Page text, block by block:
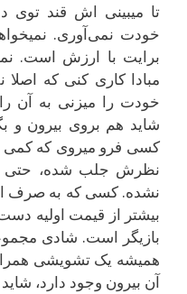
تا میبینی اش قند
خودت نمی‌آوری.
برایت با ارزش است.
مبادا کاری کنی که
خودت را میزنی به آن
شاید هم بروی بیرون و
کسی فرو میروی که
نظرش جلب شده، حتی
نشده. کسی که به صرف
بیشتر از قیمت اولیه
بازیگر است. شادی
همیشه یک تشویشی
آن بیرون وجود دارد،